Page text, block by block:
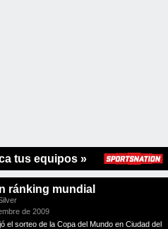
tus equipos »
ránking mundial
de 2009
el sorteo de la Copa del Mundo en Ciudad del